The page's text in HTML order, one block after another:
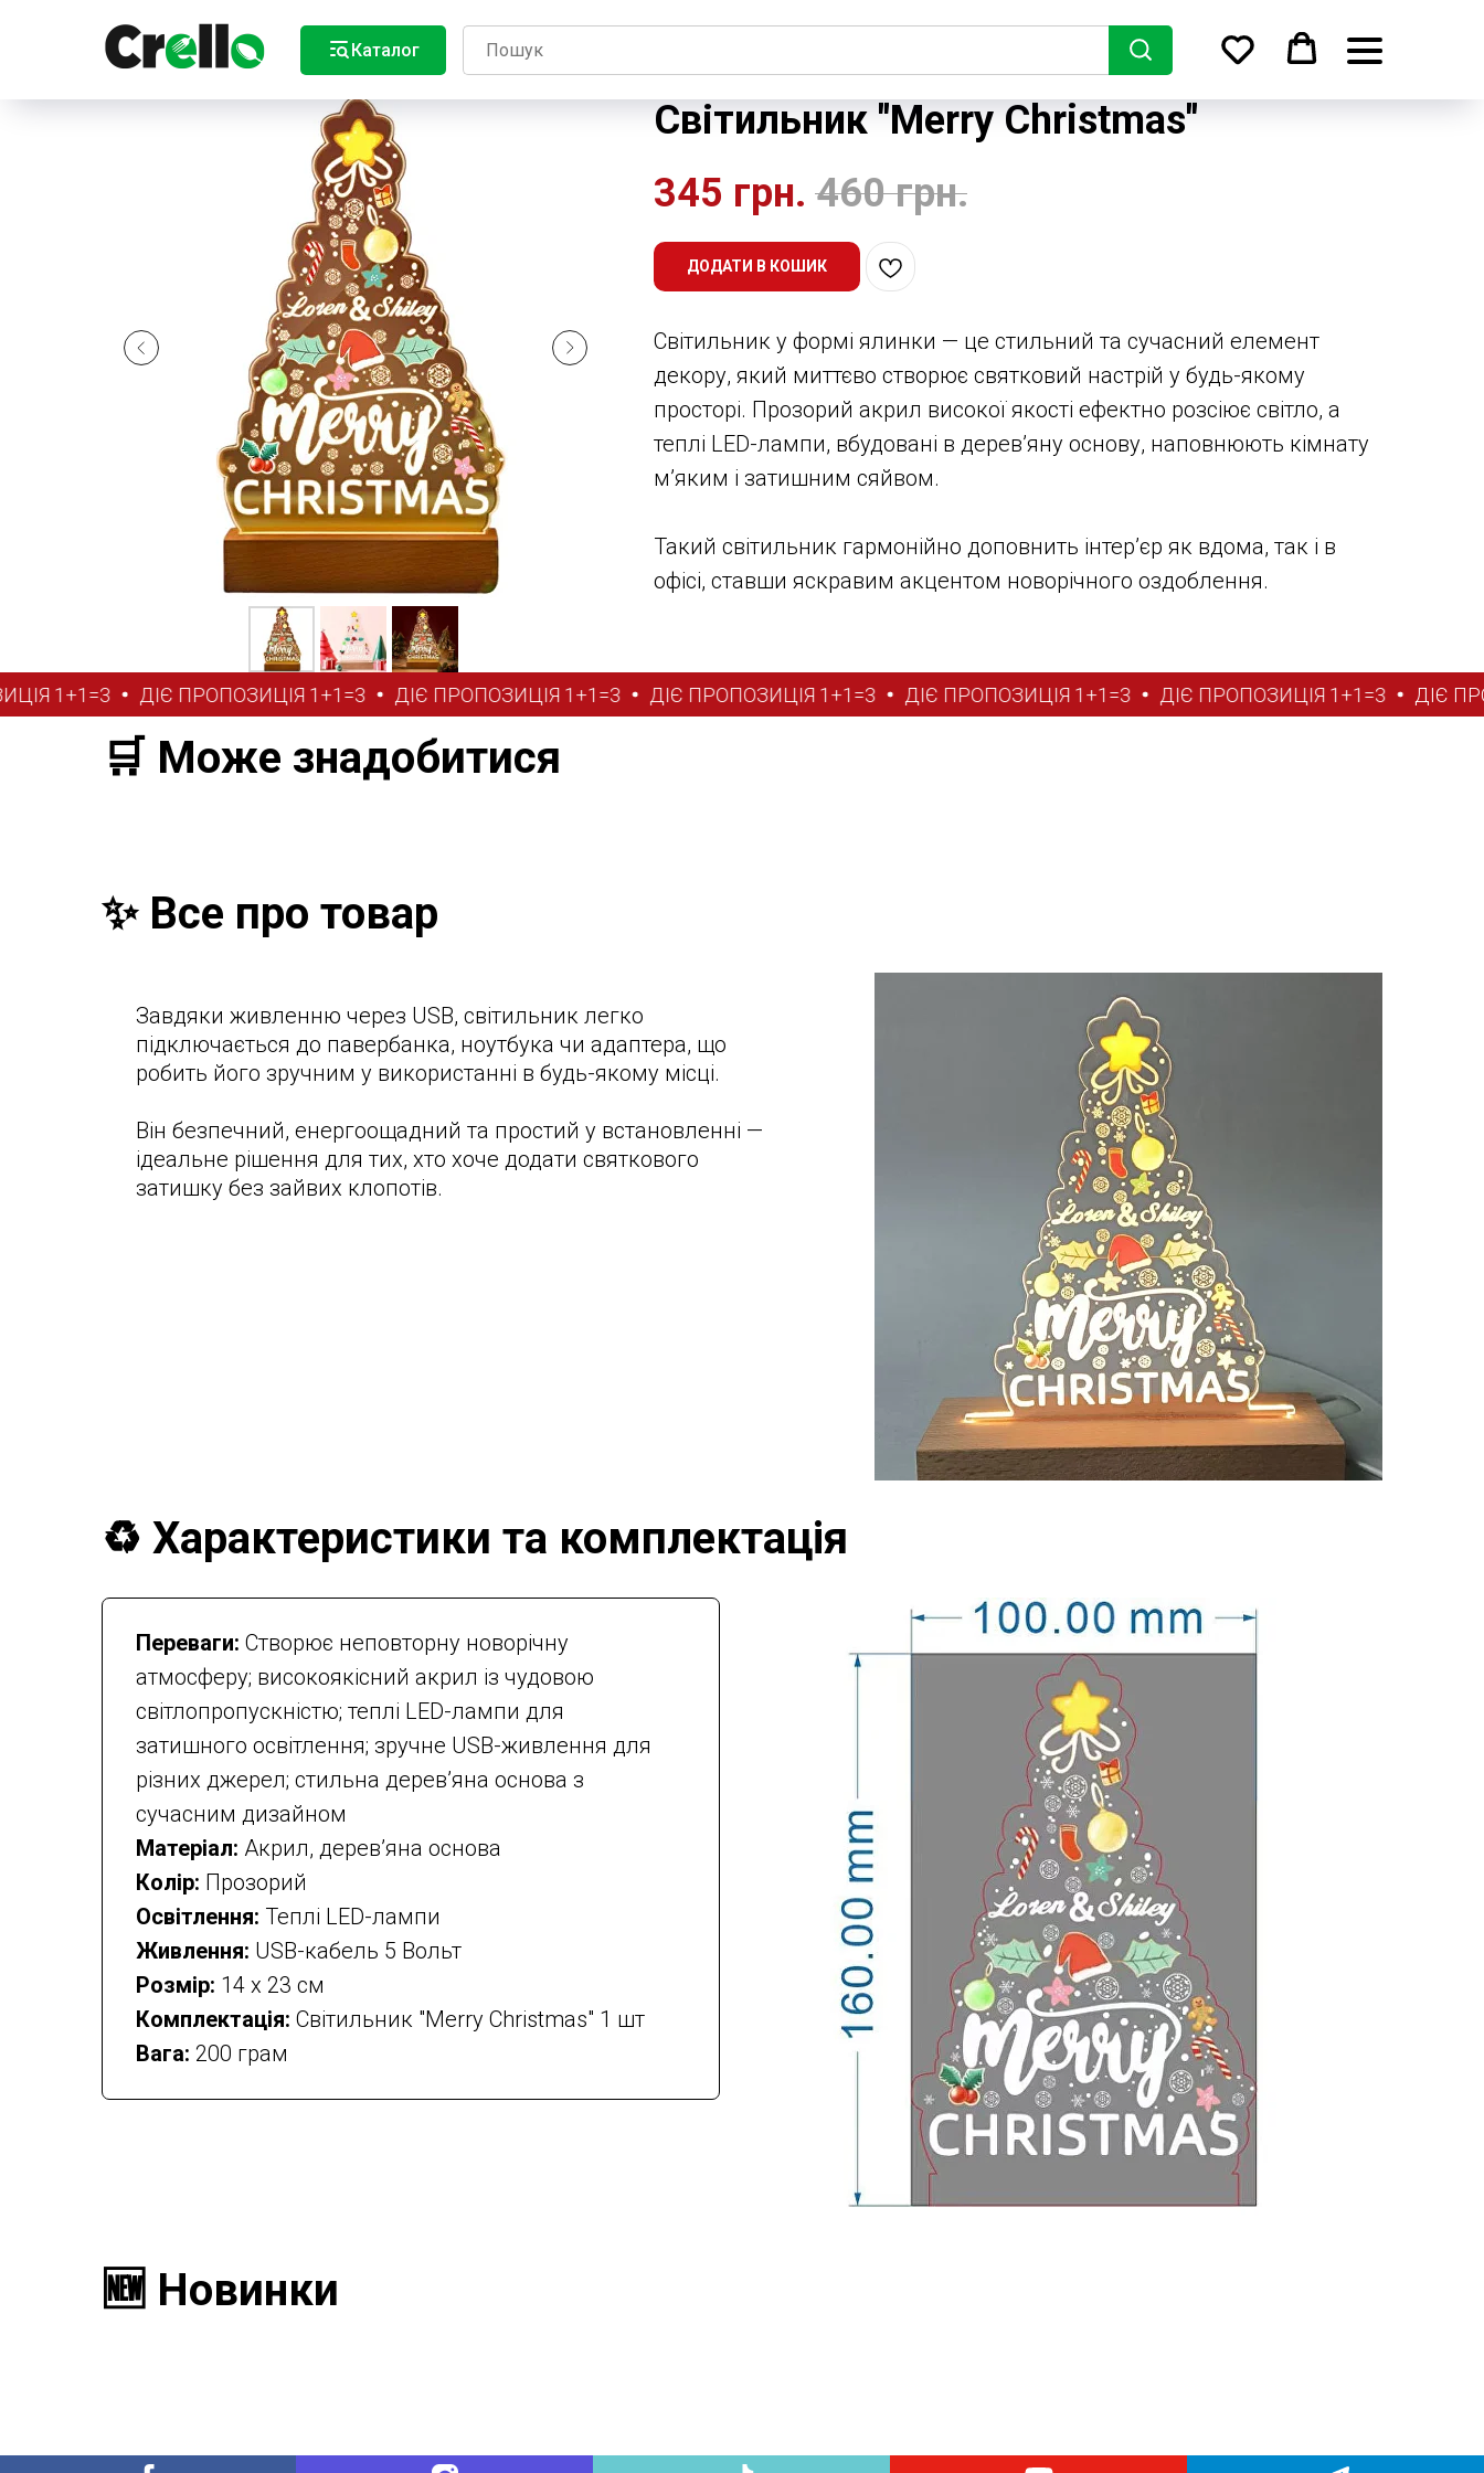
Каталог
Світильник "Merry Christmas"
345 грн. 460 грн.
ДОДАТИ В КОШИК
Світильник у формі ялинки — це стильний та сучасний елемент
декору, який миттєво створює святковий настрій у будь-якому
просторі. Прозорий акрил високої якості ефектно розсіює світло, а
теплі LED-лампи, вбудовані в дерев’яну основу, наповнюють кімнату
м’яким і затишним сяйвом.
Такий світильник гармонійно доповнить інтер’єр як вдома, так і в
офісі, ставши яскравим акцентом новорічного оздоблення.
1+1=3 ДІЄ ПРОПОЗИЦІЯ 1+1=3 ДІЄ ПРОПОЗИЦІЯ 1+1=3 ДІЄ ПРОПОЗИЦІЯ 1+1=3 ДІЄ ПРОПОЗИЦІЯ 1+1=3 ДІЄ ПРОПОЗИЦІЯ 1+1=3 ДІЄ
🛒 Може знадобитися
✨ Все про товар
Завдяки живленню через USB, світильник легко
підключається до павербанка, ноутбука чи адаптера, що
робить його зручним у використанні в будь-якому місці.
Він безпечний, енергоощадний та простий у встановленні —
ідеальне рішення для тих, хто хоче додати святкового
затишку без зайвих клопотів.
♻️ Характеристики та комплектація
Переваги: Створює неповторну новорічну
атмосферу; високоякісний акрил із чудовою
світлопропускністю; теплі LED-лампи для
затишного освітлення; зручне USB-живлення для
різних джерел; стильна дерев’яна основа з
сучасним дизайном
Матеріал: Акрил, дерев’яна основа
Колір: Прозорий
Освітлення: Теплі LED-лампи
Живлення: USB-кабель 5 Вольт
Розмір: 14 х 23 см
Комплектація: Світильник "Merry Christmas" 1 шт
Вага: 200 грам
🆕 Новинки